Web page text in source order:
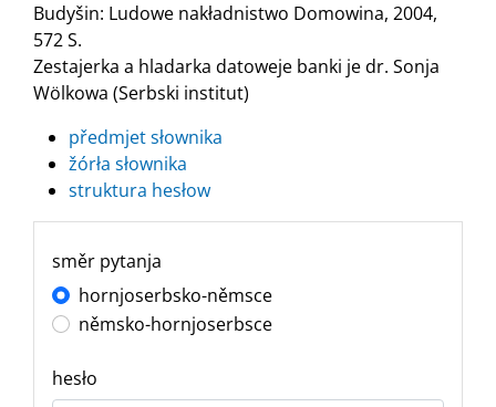
Budyšin: Ludowe nakładnistwo Domowina, 2004,
572 S.
Zestajerka a hladarka datoweje banki je dr. Sonja
Wölkowa (Serbski institut)
předmjet słownika
žórła słownika
struktura hesłow
směr pytanja
hornjoserbsko-němsce
němsko-hornjoserbsce
hesło